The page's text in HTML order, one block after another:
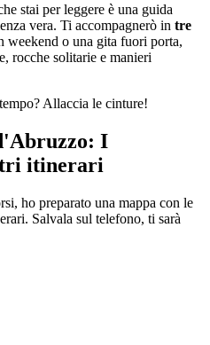
stai per leggere è una guida
vera. Ti accompagnerò in tre
weekend o una gita fuori porta,
rocche solitarie e manieri
Allaccia le cinture!
I
itinerari
ho preparato una mappa con le
Salvala sul telefono, ti sarà